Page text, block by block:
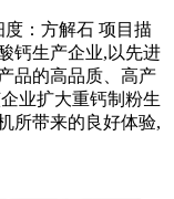
：方解石 项目描
钙生产企业,以先进
品的高品质、高产
业扩大重钙制粉生
所带来的良好体验,